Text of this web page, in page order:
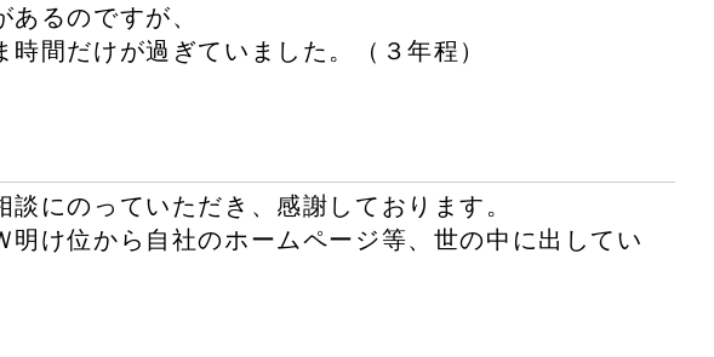
るのですが、
間だけが過ぎていました。（３年程）
にのっていただき、感謝しております。
明け位から自社のホームページ等、世の中に出してい